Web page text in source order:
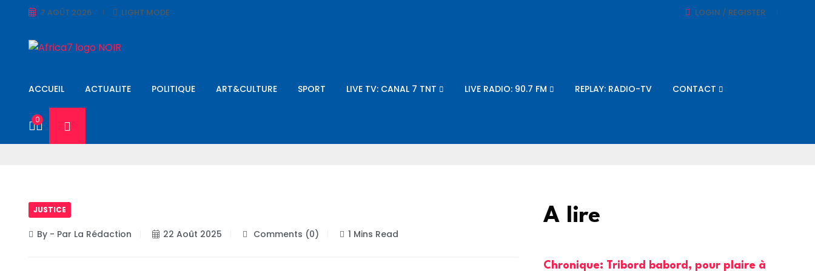
7 AOÛT 2026 LIGHT MODE LOGIN / REGISTER
ACCUEIL ACTUALITE POLITIQUE ART&CULTURE SPORT LIVE TV: CANAL 7 TNT LIVE RADIO: 90.7 FM REPLAY: RADIO-TV CONTACT
0
JUSTICE
By - Par La Rédaction 22 Août 2025 Comments (0) 1 Mins Read
A lire
Chronique: Tribord babord, pour plaire à